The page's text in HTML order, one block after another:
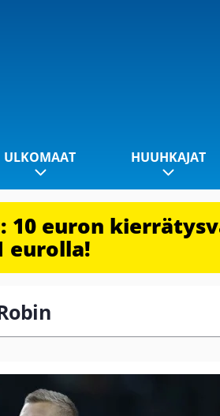
ULKOMAAT HUUHKAJAT
10 euron
eurolla!